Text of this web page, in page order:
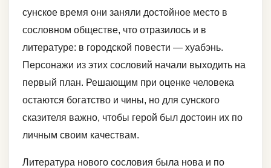
сунское время они заняли достойное место в
сословном обществе, что отразилось и в
литературе: в городской повести — хуабэнь.
Персонажи из этих сословий начали выходить на
первый план. Решающим при оценке человека
остаются богатство и чины, но для сунского
сказителя важно, чтобы герой был достоин их по
личным своим качествам.
Литература нового сословия была нова и по